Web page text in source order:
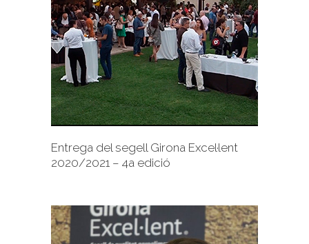
+
Entrega del segell Girona Excel·lent
2020/2021 – 4a edició